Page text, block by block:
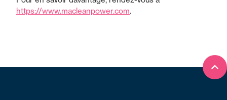
https://www.macleanpower.com.